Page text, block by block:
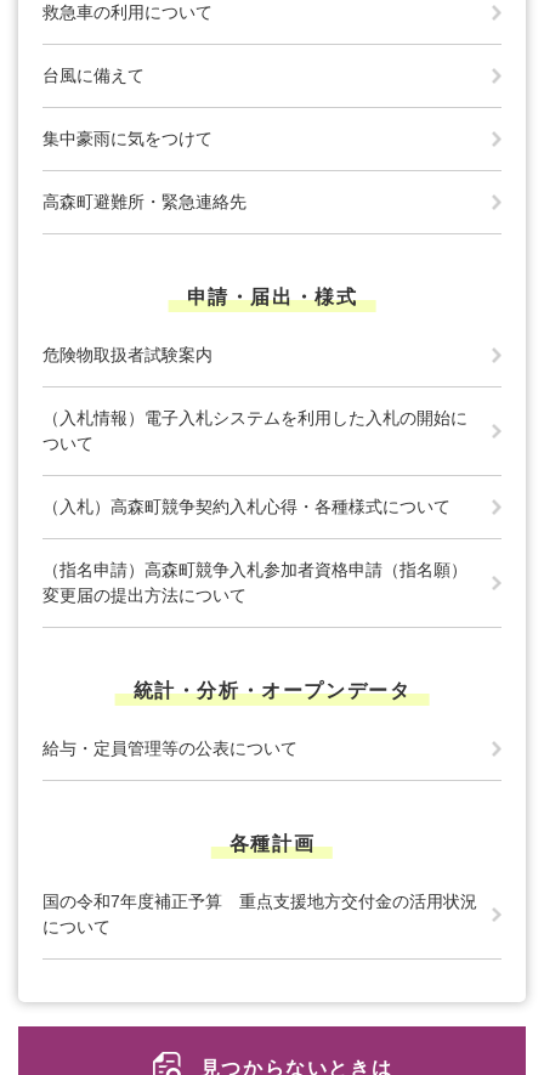
救急車の利用について
台風に備えて
集中豪雨に気をつけて
高森町避難所・緊急連絡先
申請・届出・様式
危険物取扱者試験案内
（入札情報）電子入札システムを利用した入札の開始に
ついて
（入札）高森町競争契約入札心得・各種様式について
（指名申請）高森町競争入札参加者資格申請（指名願）
変更届の提出方法について
統計・分析・オープンデータ
給与・定員管理等の公表について
各種計画
国の令和7年度補正予算 重点支援地方交付金の活用状況
について
見つからないときは